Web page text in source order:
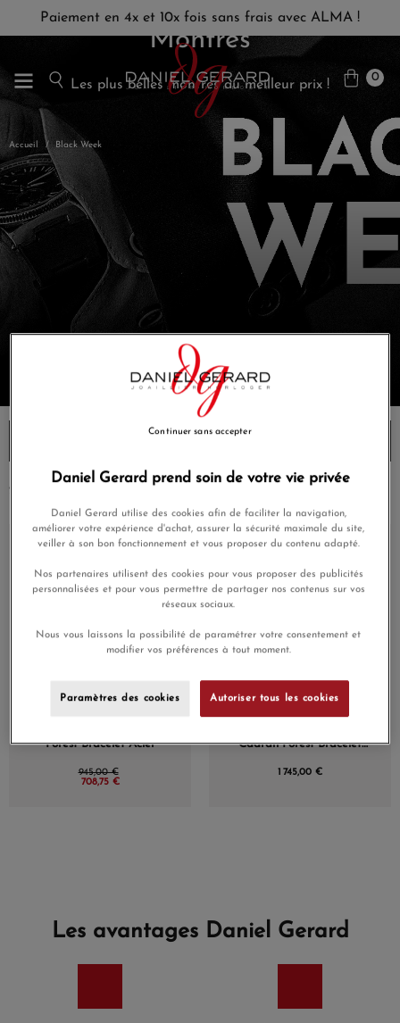
Paiement en 4x et 10x fois sans frais avec ALMA !
0
Accueil Black Week
Montres
Les plus belles montres au meilleur prix !
2 résultats
En Stock
Forest Bracelet Acier
945,00 €
708,75 €
Montre MARCH LA.B
Cadran Forest Bracelet
1 745,00 €
Les avantages Daniel Gerard
Daniel Gerard prend soin de votre vie privée
Daniel Gerard utilise des cookies afin de faciliter la navigation,
améliorer votre expérience d'achat, assurer la sécurité maximale du site,
veiller à son bon fonctionnement et vous proposer du contenu adapté.
Nos partenaires utilisent des cookies pour vous proposer des publicités
personnalisées et pour vous permettre de partager nos contenus sur vos
réseaux sociaux.
Nous vous laissons la possibilité de paramétrer votre consentement et
modifier vos préférences à tout moment.
Paramètres des cookies Autoriser tous les cookies
Continuer sans accepter